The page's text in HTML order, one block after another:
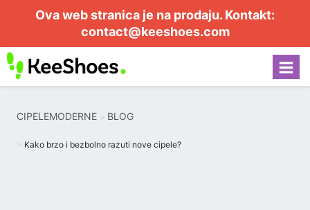
Ova web stranica je na prodaju. Kontakt:
contact@keeshoes.com
CIPELEMODERNE BLOG
Kako brzo i bezbolno razuti nove cipele?